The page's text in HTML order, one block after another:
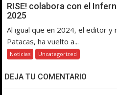
RISE! colabora con el
2025
Al igual que en 2024, el editor y
Patacas, ha vuelto a...
Noticias Uncategorized
DEJA TU COMENTARIO